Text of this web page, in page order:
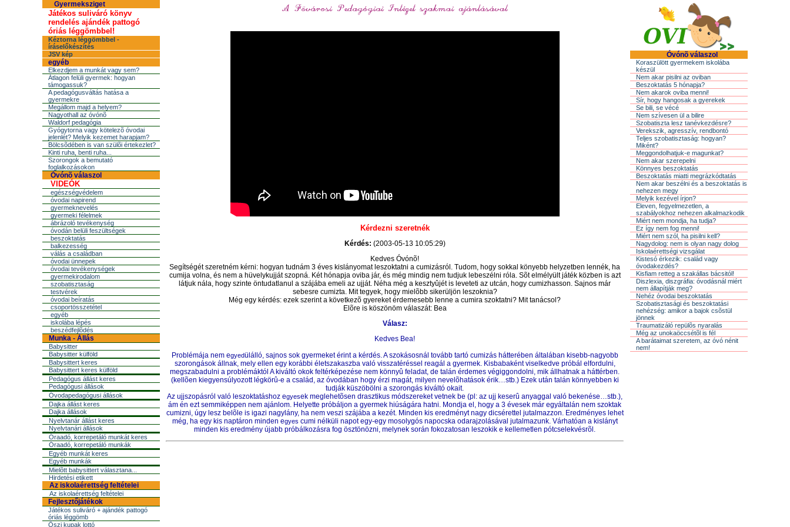
Gyermeksziget
Játékos suliváró könyv
rendelés ajándék pattogó
óriás léggömbbel!
Kéztorna léggömbbel -
íráselőkészítés
JSV kép
egyéb
Elkezdjem a munkát vagy sem?
Átlagon felüli gyermek: hogyan
támogassuk?
A pedagógusváltás hatása a
gyermekre
Megállom majd a helyem?
Nagyothall az óvónõ
Waldorf pedagógia
Gyógytorna vagy kötelezõ óvodai
jelenlét? Melyik kezemet harapjam?
Bölcsõdében is van szülõi értekezlet?
Kinti ruha, benti ruha...
Szorongok a bemutató
foglalkozásokon
Óvónõ válaszol
VIDEÓK
egészségvédelem
óvodai napirend
gyermeknevelés
gyermeki félelmek
ábrázoló tevékenység
óvodán belüli feszültségek
beszoktatás
balkezesség
válás a családban
óvodai ünnepek
óvodai tevékenységek
gyermekirodalom
szobatisztaság
testvérek
óvodai beíratás
csoportösszetétel
egyéb
iskolába lépés
beszédfejlõdés
Munka - Állás
Babysitter
Babysitter külföld
Babysittert keres
Babysittert keres külföld
Pedagógus állást keres
Pedagógusi állások
Óvodapedagógusi állások
Dajka állást keres
Dajka állások
Nyelvtanár állást keres
Nyelvtanári állások
Óraadó, korrepetáló munkát keres
Óraadó, korrepetáló munkák
Egyéb munkát keres
Egyéb munkák
Mielõtt babysittert választana...
Hirdetési etikett
Az iskolaérettség feltételei
Az iskolaérettség feltételei
Fejlesztőjátékok
Játékos suliváró + ajándék pattogó
óriás léggömb
Őszi kupak lottó
Kérdezni szeretnék
Kérdés: (2003-05-13 10:05:29)
Kedves Óvónõ!
Segítségét szeretném kérni: hogyan tudnám 3 éves kislányomat leszoktatni a cumizásról. Tudom, hogy sokkal könyebb helyzetben lennék, ha
cumija volna, és nem a hüvelykujját szopná. Két hónapja oviba jár, és még mindig nem tudjuk lebeszélni róla. Sõt elmélyültjátékközben is azt
látjuk nála, hogy szinte öntudatlanul a szájába emeli az ujját. Néha még a kesztyûjét is leveteti az utcán, hogy cumizhasson. Sajnos már
sebesre cumizta. Mit tegyek, hogy mielõbb sikerüljön leszoknia?
Még egy kérdés: ezek szerint a következõ gyereket érdemesebb lenne a cumira szoktatni? Mit tanácsol?
Elõre is köszönöm válaszát: Bea
Válasz:
Kedves Bea!
Problémája nem egyedülálló, sajnos sok gyermeket érint a kérdés. A szokásosnál tovább tartó cumizás hátterében általában kisebb-nagyobb
szorongások állnak, mely ellen egy korábbi életszakaszba való visszatéréssel reagál a gyermek. Kisbabaként viselkedve próbál elfordulni,
megszabadulni a problémáktól A kiváltó okok feltérképezése nem könnyû feladat, de talán érdemes végiggondolni, mik állhatnak a háttérben.
(kellõen kiegyensúlyozott légkörû-e a család, az óvodában hogy érzi magát, milyen nevelõhatások érik…stb.) Ezek után talán könnyebben ki
tudják küszöbölni a szorongás kiváltó okait.
Az ujjszopásról való leszoktatáshoz egyesek meglehetõsen drasztikus módszereket vetnek be (pl: az ujj keserû anyaggal való bekenése…stb.),
ám én ezt semmiképpen nem ajánlom. Helyette próbáljon a gyermek hiúságára hatni. Mondja el, hogy a 3 évesek már egyáltalán nem szoktak
cumizni, úgy lesz belõle is igazi nagylány, ha nem veszi szájába a kezét. Minden kis eredményt nagy dicsérettel jutalmazzon. Eredményes lehet
még, ha egy kis naptáron minden egyes cumi nélküli napot egy-egy mosolygós napocska odarajzolásával jutalmazunk. Várhatóan a kislányt
minden kis eredmény újabb próbálkozásra fog ösztönözni, melynek során fokozatosan leszokik e kellemetlen pótcselekvésrõl.
Óvónõ válaszol
Koraszülött gyermekem iskolába
készül
Nem akar pisilni az oviban
Beszoktatás 5 hónapja?
Nem akarok oviba menni!
Sír, hogy hangosak a gyerekek
Se bili, se vécé
Nem szívesen ül a bilire
Szobatiszta lesz tanévkezdésre?
Verekszik, agresszív, rendbontó
Teljes szobatisztaság: hogyan?
Miként?
Meggondolhatjuk-e magunkat?
Nem akar szerepelni
Könnyes beszoktatás
Beszoktatás miatti megrázkódtatás
Nem akar beszélni és a beszoktatás is
nehezen megy
Melyik kezével írjon?
Eleven, fegyelmezetlen, a
szabályokhoz nehezen alkalmazkodik
Miért nem mondja, ha tudja?
Ez így nem fog menni!
Miért nem szól, ha pisilni kell?
Nagydolog: nem is olyan nagy dolog
Iskolaérettségi vizsgálat
Kistesó érkezik: család vagy
óvodakezdés?
Kisfiam retteg a szakállas bácsitól!
Diszlexia, diszgráfia: óvodásnál miért
nem állapítják meg?
Nehéz óvodai beszoktatás
Szobatisztasági és beszoktatási
nehézség: amikor a bajok csõstül
jönnek
Traumatizáló repülõs nyaralás
Még az unokaöccsétõl is fél
A barátaimat szeretem, az óvó nénit
nem!